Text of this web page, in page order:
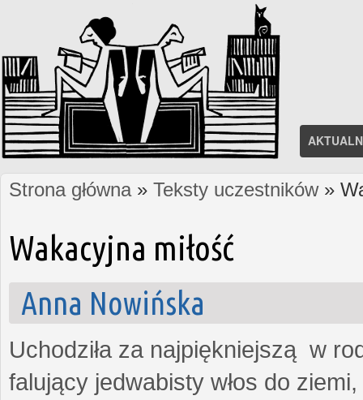
Jesteś tutaj
Strona główna» Teksty uczestników»
Wakacyjna miłość
Anna Nowińska
Uchodziła za najpiękniejszą w
falujący jedwabisty włos do